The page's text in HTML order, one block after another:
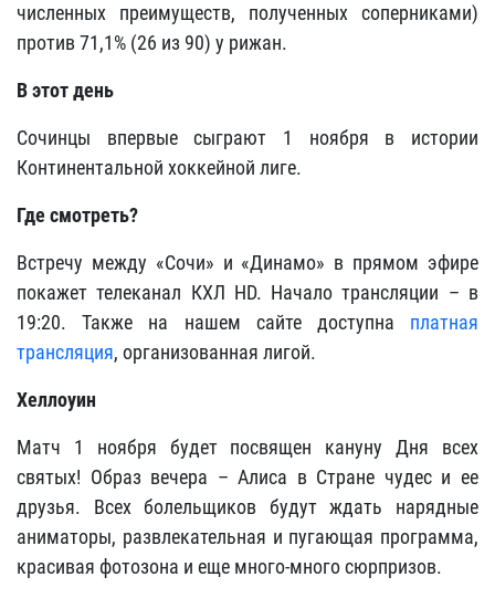
численных преимуществ, полученных соперниками)
против 71,1% (26 из 90) у рижан.
В этот день
Сочинцы впервые сыграют 1 ноября в истории
Континентальной хоккейной лиге.
Где смотреть?
Встречу между «Сочи» и «Динамо» в прямом эфире
покажет телеканал КХЛ HD. Начало трансляции – в
19:20. Также на нашем сайте доступна платная
трансляция, организованная лигой.
Хеллоуин
Матч 1 ноября будет посвящен кануну Дня всех
святых! Образ вечера – Алиса в Стране чудес и ее
друзья. Всех болельщиков будут ждать нарядные
аниматоры, развлекательная и пугающая программа,
красивая фотозона и еще много-много сюрпризов.